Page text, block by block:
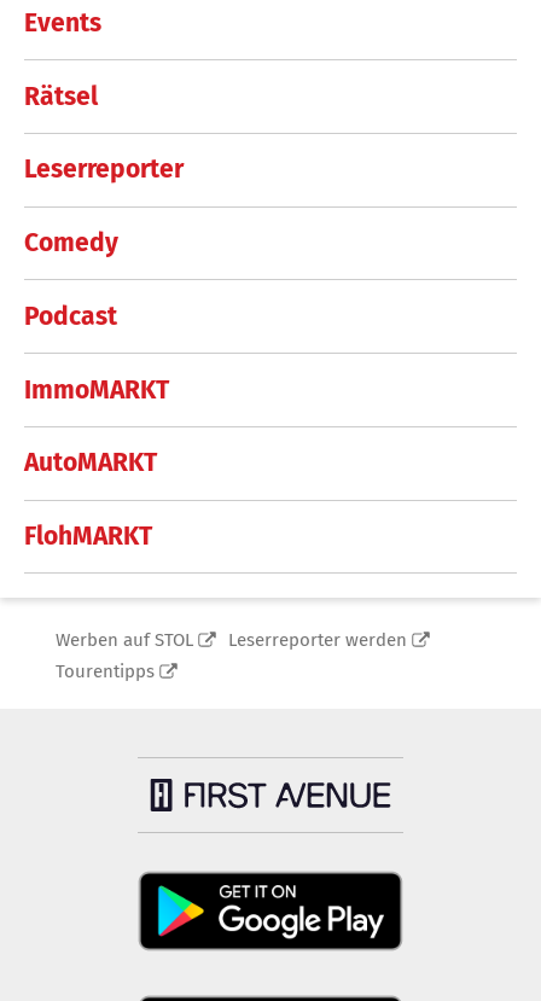
Events
Rätsel
Leserreporter
Comedy
Podcast
ImmoMARKT
AutoMARKT
FlohMARKT
Werben auf STOL
Leserreporter werden
Tourentipps